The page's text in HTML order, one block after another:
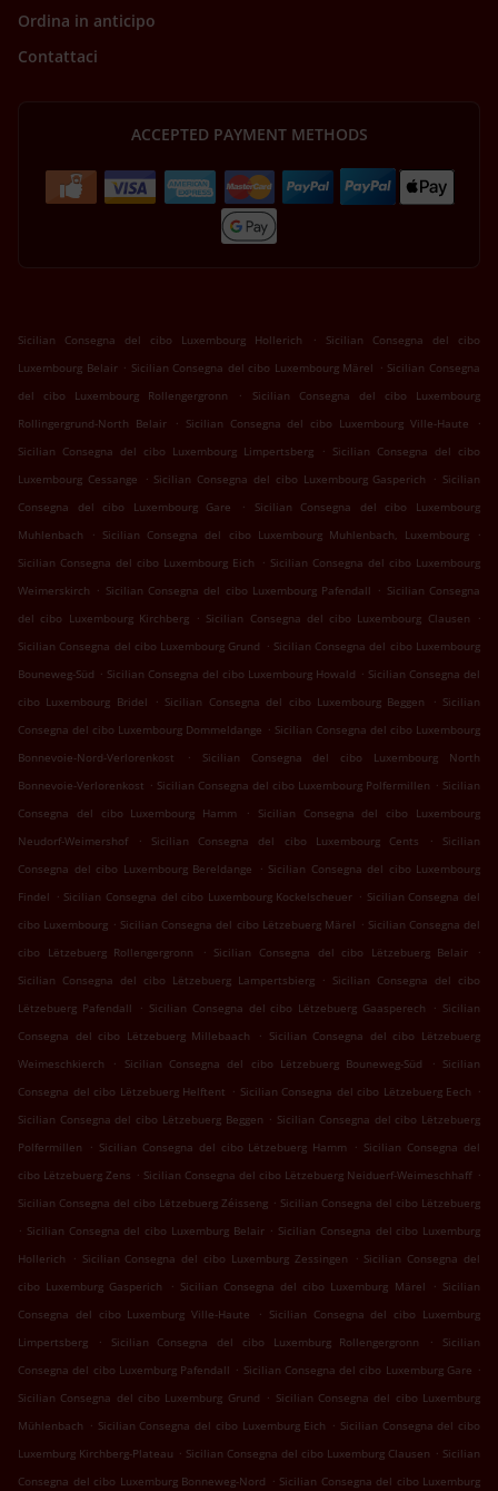
Ordina in anticipo
Contattaci
ACCEPTED PAYMENT METHODS
Sicilian Consegna del cibo Luxembourg Hollerich .
Sicilian Consegna del cibo
Luxembourg Belair . Sicilian Consegna del cibo Luxembourg Märel . Sicilian Consegna
del cibo Luxembourg Rollengergronn
.
Sicilian Consegna del cibo Luxembourg
Rollingergrund-North Belair
. Sicilian Consegna del cibo Luxembourg Ville-Haute
.
Sicilian Consegna del cibo Luxembourg Limpertsberg
. Sicilian Consegna del cibo
Luxembourg Cessange
. Sicilian Consegna del cibo Luxembourg Gasperich . Sicilian
Consegna del cibo Luxembourg Gare
.
Sicilian Consegna del cibo Luxembourg
Muhlenbach
. Sicilian Consegna del cibo Luxembourg Muhlenbach, Luxembourg
.
Sicilian Consegna del cibo Luxembourg Eich
. Sicilian Consegna del cibo Luxembourg
Weimerskirch . Sicilian Consegna del cibo Luxembourg Pafendall . Sicilian Consegna
del cibo Luxembourg Kirchberg . Sicilian Consegna del cibo Luxembourg Clausen
.
Sicilian Consegna del cibo Luxembourg Grund . Sicilian Consegna del cibo Luxembourg
Bouneweg-Süd . Sicilian Consegna del cibo Luxembourg Howald . Sicilian Consegna del
cibo Luxembourg Bridel
. Sicilian Consegna del cibo Luxembourg Beggen . Sicilian
Consegna del cibo Luxembourg Dommeldange . Sicilian Consegna del cibo Luxembourg
Bonnevoie-Nord-Verlorenkost
.
Sicilian Consegna del cibo Luxembourg North
Bonnevoie-Verlorenkost . Sicilian Consegna del cibo Luxembourg Polfermillen . Sicilian
Consegna del cibo Luxembourg Hamm
.
Sicilian Consegna del cibo Luxembourg
Neudorf-Weimershof
. Sicilian Consegna del cibo Luxembourg Cents .
Sicilian
Consegna del cibo Luxembourg Bereldange
. Sicilian Consegna del cibo Luxembourg
Findel . Sicilian Consegna del cibo Luxembourg Kockelscheuer . Sicilian Consegna del
cibo Luxembourg . Sicilian Consegna del cibo Lëtzebuerg Märel . Sicilian Consegna del
cibo Lëtzebuerg Rollengergronn
. Sicilian Consegna del cibo Lëtzebuerg Belair
.
Sicilian Consegna del cibo Lëtzebuerg Lampertsbierg
. Sicilian Consegna del cibo
Lëtzebuerg Pafendall
. Sicilian Consegna del cibo Lëtzebuerg Gaasperech . Sicilian
Consegna del cibo Lëtzebuerg Millebaach
. Sicilian Consegna del cibo Lëtzebuerg
Weimeschkierch
. Sicilian Consegna del cibo Lëtzebuerg Bouneweg-Süd . Sicilian
Consegna del cibo Lëtzebuerg Helftent . Sicilian Consegna del cibo Lëtzebuerg Eech .
Sicilian Consegna del cibo Lëtzebuerg Beggen . Sicilian Consegna del cibo Lëtzebuerg
Polfermillen
. Sicilian Consegna del cibo Lëtzebuerg Hamm . Sicilian Consegna del
cibo Lëtzebuerg Zens . Sicilian Consegna del cibo Lëtzebuerg Neiduerf-Weimeschhaff .
Sicilian Consegna del cibo Lëtzebuerg Zéisseng . Sicilian Consegna del cibo Lëtzebuerg
. Sicilian Consegna del cibo Luxemburg Belair . Sicilian Consegna del cibo Luxemburg
Hollerich
. Sicilian Consegna del cibo Luxemburg Zessingen . Sicilian Consegna del
cibo Luxemburg Gasperich
. Sicilian Consegna del cibo Luxemburg Märel . Sicilian
Consegna del cibo Luxemburg Ville-Haute
. Sicilian Consegna del cibo Luxemburg
Limpertsberg
. Sicilian Consegna del cibo Luxemburg Rollengergronn .
Sicilian
Consegna del cibo Luxemburg Pafendall . Sicilian Consegna del cibo Luxemburg Gare .
Sicilian Consegna del cibo Luxemburg Grund . Sicilian Consegna del cibo Luxemburg
Mühlenbach . Sicilian Consegna del cibo Luxemburg Eich . Sicilian Consegna del cibo
Luxemburg Kirchberg-Plateau . Sicilian Consegna del cibo Luxemburg Clausen . Sicilian
Consegna del cibo Luxemburg Bonneweg-Nord . Sicilian Consegna del cibo Luxemburg